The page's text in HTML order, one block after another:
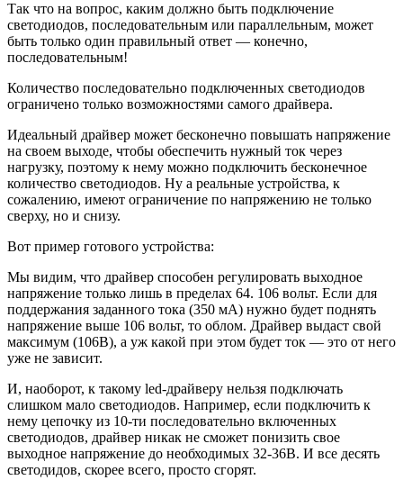
Так что на вопрос, каким должно быть подключение
светодиодов, последовательным или параллельным, может
быть только один правильный ответ — конечно,
последовательным!
Количество последовательно подключенных светодиодов
ограничено только возможностями самого драйвера.
Идеальный драйвер может бесконечно повышать напряжение
на своем выходе, чтобы обеспечить нужный ток через
нагрузку, поэтому к нему можно подключить бесконечное
количество светодиодов. Ну а реальные устройства, к
сожалению, имеют ограничение по напряжению не только
сверху, но и снизу.
Вот пример готового устройства:
Мы видим, что драйвер способен регулировать выходное
напряжение только лишь в пределах 64. 106 вольт. Если для
поддержания заданного тока (350 мА) нужно будет поднять
напряжение выше 106 вольт, то облом. Драйвер выдаст свой
максимум (106В), а уж какой при этом будет ток — это от него
уже не зависит.
И, наоборот, к такому led-драйверу нельзя подключать
слишком мало светодиодов. Например, если подключить к
нему цепочку из 10-ти последовательно включенных
светодиодов, драйвер никак не сможет понизить свое
выходное напряжение до необходимых 32-36В. И все десять
светодидов, скорее всего, просто сгорят.